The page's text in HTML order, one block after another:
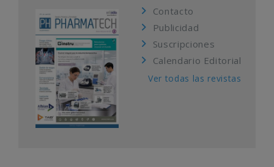
Contacto
Publicidad
Suscripciones
Calendario Editorial
Ver todas las revistas